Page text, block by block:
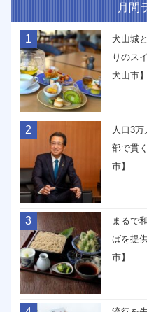
月間
1
犬山城
りのス
犬山市】
2
人口3
部で貫
市】
3
まるで
ばを提
市】